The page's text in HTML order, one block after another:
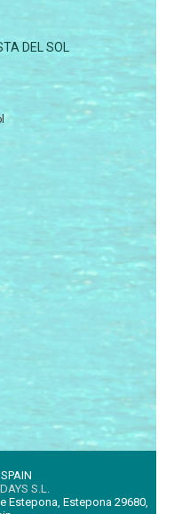
DEL SOL
S.L.
Estepona, Estepona 29680,